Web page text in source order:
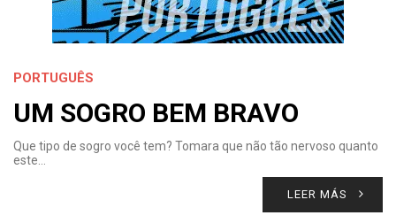
PORTUGUÊS
UM SOGRO BEM BRAVO
Que tipo de sogro você tem? Tomara que não tão nervoso quanto
este…
LEER MÁS